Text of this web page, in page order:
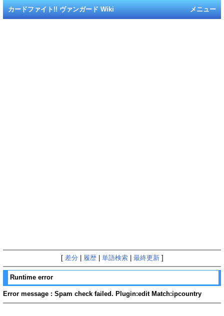
メニュー
カードファイト!! ヴァンガード Wiki
[ 差分 履歴| 単語検索| 最終更新]
Runtime error
Error message : Spam check failed. Plugin:edit Match:ipcountry